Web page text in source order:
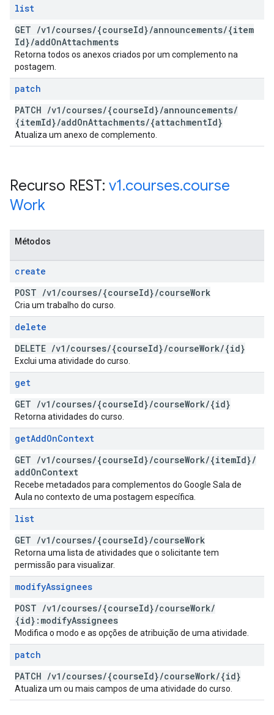
list
GET /v1 /courses/{courseId}/announcements/{item
Id}/addOnAttachments
Retorna todos os anexos criados por um complemento na
postagem.
patch
PATCH /v1 /courses/{courseId}/announcements/
{itemId}/addOnAttachments/{attachmentId}
Atualiza um anexo de complemento.
Recurso REST: v1.courses.course
Work
Métodos
create
POST /v1 /courses/{courseId}/courseWork
Cria um trabalho do curso.
delete
DELETE /v1 /courses/{courseId}/courseWork/{id}
Exclui uma atividade do curso.
get
GET /v1 /courses/{courseId}/courseWork/{id}
Retorna atividades do curso.
getAddOnContext
GET /v1 /courses/{courseId}/courseWork/{itemId}/
addOnContext
Recebe metadados para complementos do Google Sala de
Aula no contexto de uma postagem específica.
list
GET /v1 /courses/{courseId}/courseWork
Retorna uma lista de atividades que o solicitante tem
permissão para visualizar.
modifyAssignees
POST /v1 /courses/{courseId}/courseWork/
{id}:modifyAssignees
Modifica o modo e as opções de atribuição de uma atividade.
patch
PATCH /v1 /courses/{courseId}/courseWork/{id}
Atualiza um ou mais campos de uma atividade do curso.